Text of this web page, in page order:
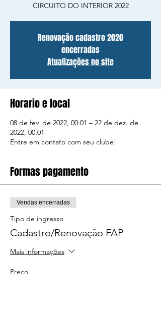
CIRCUITO DO INTERIOR 2022
Renovação cadastro 2020
encerradas
Atualizações no site
Horario e local
08 de fev. de 2022, 00:01 – 22 de dez. de
2022, 00:01
Entre em contato com seu clube!
Formas pagamento
Vendas encerradas
Tipo de ingresso
Cadastro/Renovação FAP
Mais informações
Preço